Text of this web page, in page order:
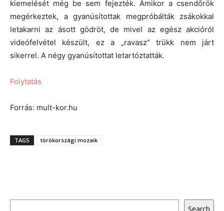
kiemelését még be sem fejezték. Amikor a csendőrök
megérkeztek, a gyanúsítottak megpróbálták zsákokkal
letakarni az ásott gödröt, de mivel az egész akcióról
videófelvétel készült, ez a „ravasz” trükk nem járt
sikerrel. A négy gyanúsítottat letartóztatták.
Folytatás
Forrás: mult-kor.hu
TAGS törökországi mozaik
Search